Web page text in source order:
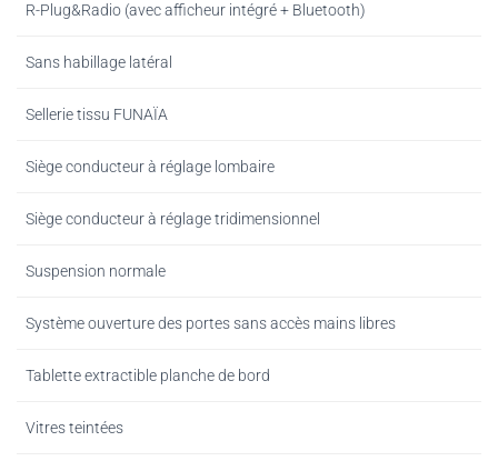
R-Plug&Radio (avec afficheur intégré + Bluetooth)
Sans habillage latéral
Sellerie tissu FUNAÏA
Siège conducteur à réglage lombaire
Siège conducteur à réglage tridimensionnel
Suspension normale
Système ouverture des portes sans accès mains libres
Tablette extractible planche de bord
Vitres teintées